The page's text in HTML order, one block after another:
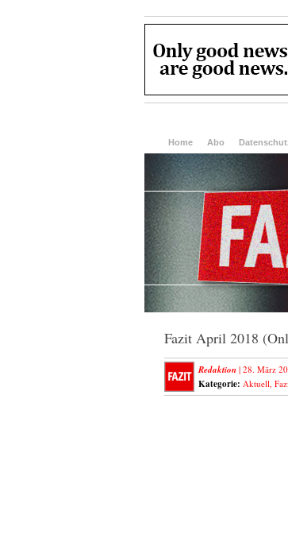
Home Abo
Fazit April 2018
Redaktion | 28. März
Kategorie: Aktuell,